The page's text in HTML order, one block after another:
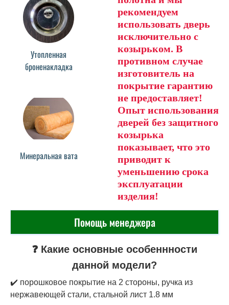
Утопленная
броненакладка
Минеральная вата
рекомендуем
использовать дверь
исключительно с
козырьком. В
противном случае
изготовитель на
покрытие гарантию
не предоставляет!
Опыт использования
дверей без защитного
козырька
показывает, что это
приводит к
уменьшению срока
эксплуатации
изделия!
Помощь менеджера
❓ Какие основные особеннности
данной модели?
✔️ порошковое покрытие на 2 стороны, ручка из
нержавеющей стали, стальной лист 1.8 мм